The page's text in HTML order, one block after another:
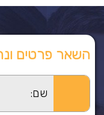
השאר פרטים